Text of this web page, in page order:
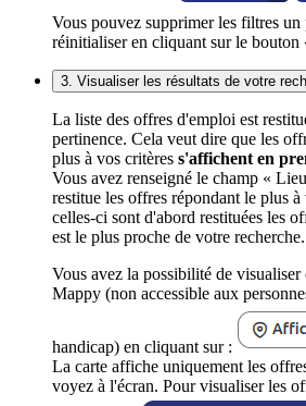
Vous pouvez supprimer les filtres un
réinitialiser en cliquant sur le bouton
3. Visualiser les résultats de votre
La liste des offres d'emploi est
pertinence. Cela veut dire que les
plus à vos critères s'affichent en
Vous avez renseigné le champ «
restitue les offres répondant le plus
celles-ci sont d'abord restituées les
est le plus proche de votre recherche.
Vous avez la possibilité de
Mappy (non accessible aux
handicap) en cliquant sur :
La carte affiche uniquement les
voyez à l'écran. Pour visualiser les